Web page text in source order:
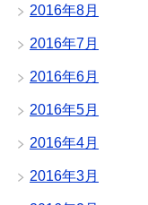
2016年8月
2016年7月
2016年6月
2016年5月
2016年4月
2016年3月